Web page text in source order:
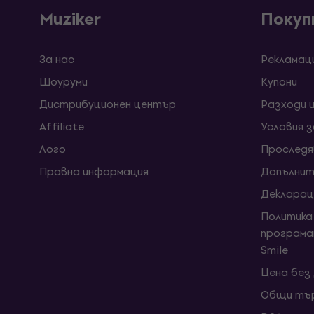
Muziker
За нас
Шоуруми
Дистрибуционен център
Affiliate
Лого
Правна информация
Kупони
Разходи
Условия
Smile
Цена
Общи